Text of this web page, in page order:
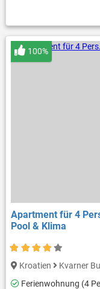
Apartment für 4
Pool & Klima
100%
Kroatien Kvarner
Ferienwohnung (4